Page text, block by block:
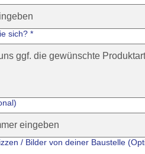
sich? *
/ Bilder von deiner Baustelle